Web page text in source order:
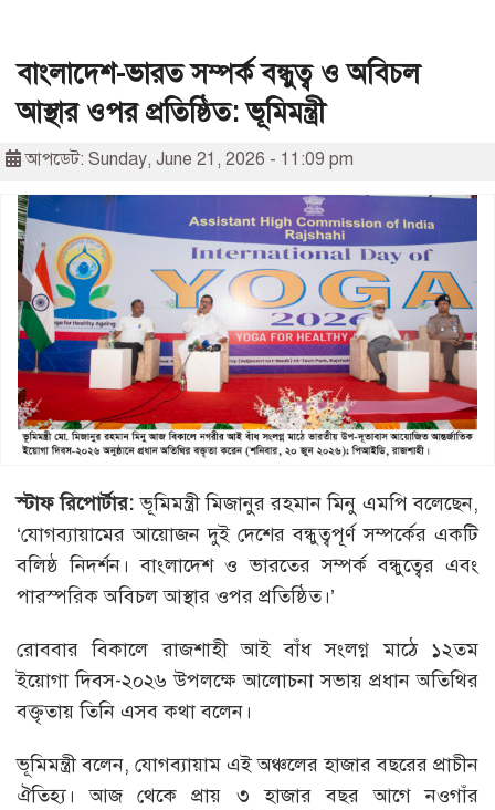
বাংলাদেশ-ভারত সম্পর্ক বন্ধুত্ব ও অবিচল
আস্থার ওপর প্রতিষ্ঠিত: ভূমিমন্ত্রী
আপডেট: Sunday, June 21, 2026 - 11:09 pm
স্টাফ রিপোর্টার: ভূমিমন্ত্রী মিজানুর রহমান মিনু এমপি বলেছেন,
‘যোগব্যায়ামের আয়োজন দুই দেশের বন্ধুত্বপূর্ণ সম্পর্কের একটি
বলিষ্ঠ নিদর্শন। বাংলাদেশ ও ভারতের সম্পর্ক বন্ধুত্বের এবং
পারস্পরিক অবিচল আস্থার ওপর প্রতিষ্ঠিত।’
রোববার বিকালে রাজশাহী আই বাঁধ সংলগ্ন মাঠে ১২তম
ইয়োগা দিবস-২০২৬ উপলক্ষে আলোচনা সভায় প্রধান অতিথির
বক্তৃতায় তিনি এসব কথা বলেন।
ভূমিমন্ত্রী বলেন, যোগব্যায়াম এই অঞ্চলের হাজার বছরের প্রাচীন
ঐতিহ্য। আজ থেকে প্রায় ৩ হাজার বছর আগে নওগাঁর